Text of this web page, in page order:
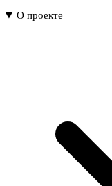
О проекте